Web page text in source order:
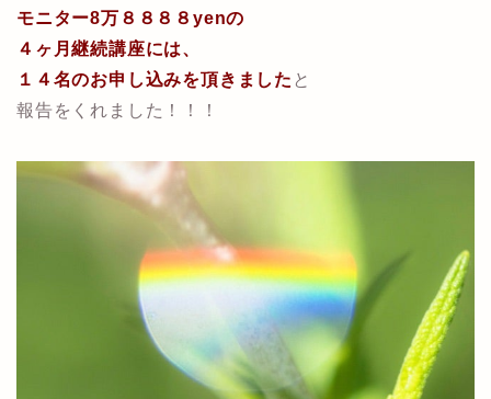
モニター8万８８８８yenの
４ヶ月継続講座には、
１４名のお申し込みを頂きました と
報告をくれました！！！